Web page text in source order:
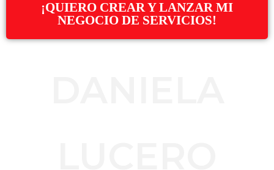
¡QUIERO CREAR Y LANZAR MI
NEGOCIO DE SERVICIOS!